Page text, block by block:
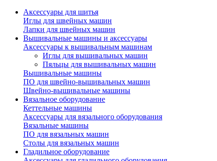
Аксессуары для шитья
Иглы для швейных машин
Лапки для швейных машин
Вышивальные машины и аксессуары
Аксессуары к вышивальным машинам
Иглы для вышивальных машин
Пяльцы для вышивальных машин
Вышивальные машины
ПО для швейно-вышивальных машин
Швейно-вышивальные машины
Вязальное оборудование
Кеттельные машины
Аксессуары для вязального оборудования
Вязальные машины
ПО для вязальных машин
Столы для вязальных машин
Гладильное оборудование